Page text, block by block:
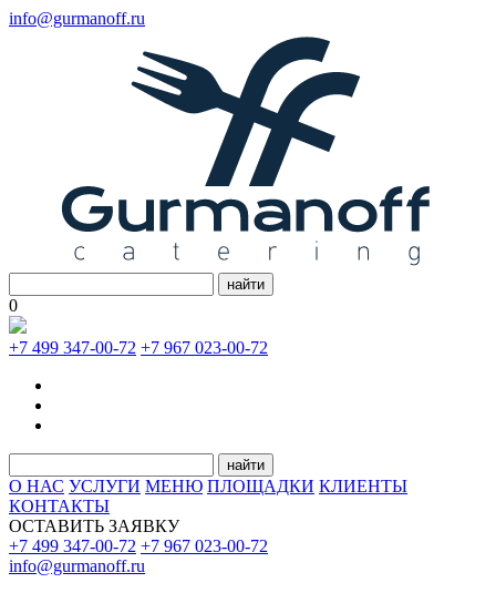
info@gurmanoff.ru
найти
0
+7 499 347-00-72 +7 967 023-00-72
найти
О НАС УСЛУГИ МЕНЮ ПЛОЩАДКИ КЛИЕНТЫ
КОНТАКТЫ
ОСТАВИТЬ ЗАЯВКУ
+7 499 347-00-72 +7 967 023-00-72
info@gurmanoff.ru